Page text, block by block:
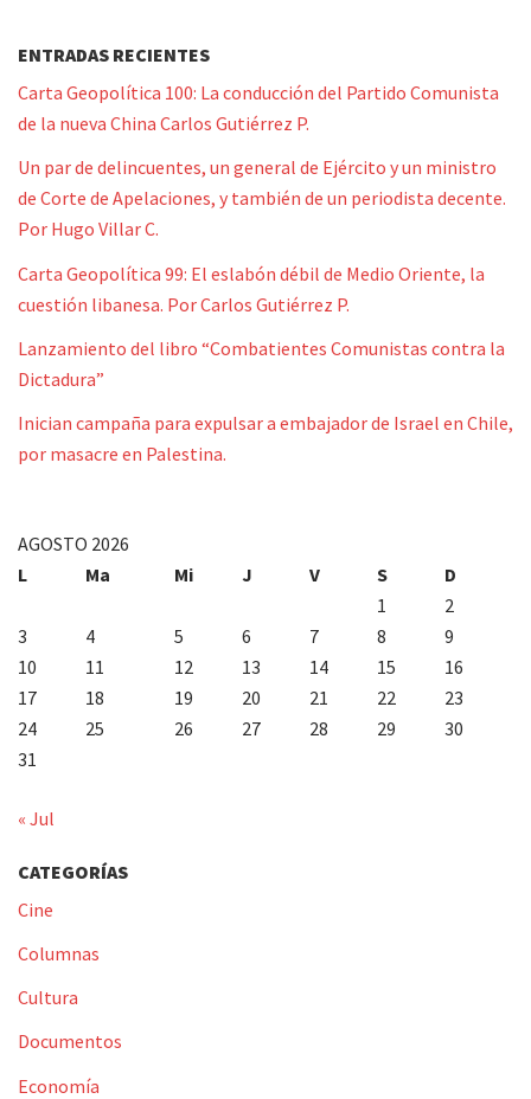
ENTRADAS RECIENTES
Carta Geopolítica 100: La conducción del Partido Comunista
de la nueva China Carlos Gutiérrez P.
Un par de delincuentes, un general de Ejército y un ministro
de Corte de Apelaciones, y también de un periodista decente.
Por Hugo Villar C.
Carta Geopolítica 99: El eslabón débil de Medio Oriente, la
cuestión libanesa. Por Carlos Gutiérrez P.
Lanzamiento del libro “Combatientes Comunistas contra la
Dictadura”
Inician campaña para expulsar a embajador de Israel en Chile,
por masacre en Palestina.
AGOSTO 2026
L
Ma Mi J V S
D
1
2
3
4 5 6 7 8
9
10
11 12 13 14 15
16
17
18 19 20 21 22
23
24
25 26 27 28 29
30
31
« Jul
CATEGORÍAS
Cine
Columnas
Cultura
Documentos
Economía